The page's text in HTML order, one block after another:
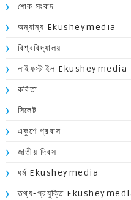
শোক সংবাদ
অন্যান্য Ekusheymedia
বিশ্ববিদ্যালয়
লাইফস্টাইল Ekusheymedia
কবিতা
সিলেট
একুশে প্রবাস
জাতীয় দিবস
ধর্ম Ekusheymedia
তথ্য-প্রযুক্তি